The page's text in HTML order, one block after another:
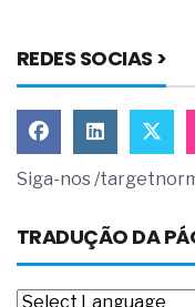
REDES SOCIAS >
Siga-nos /
TRADUÇÃO DA